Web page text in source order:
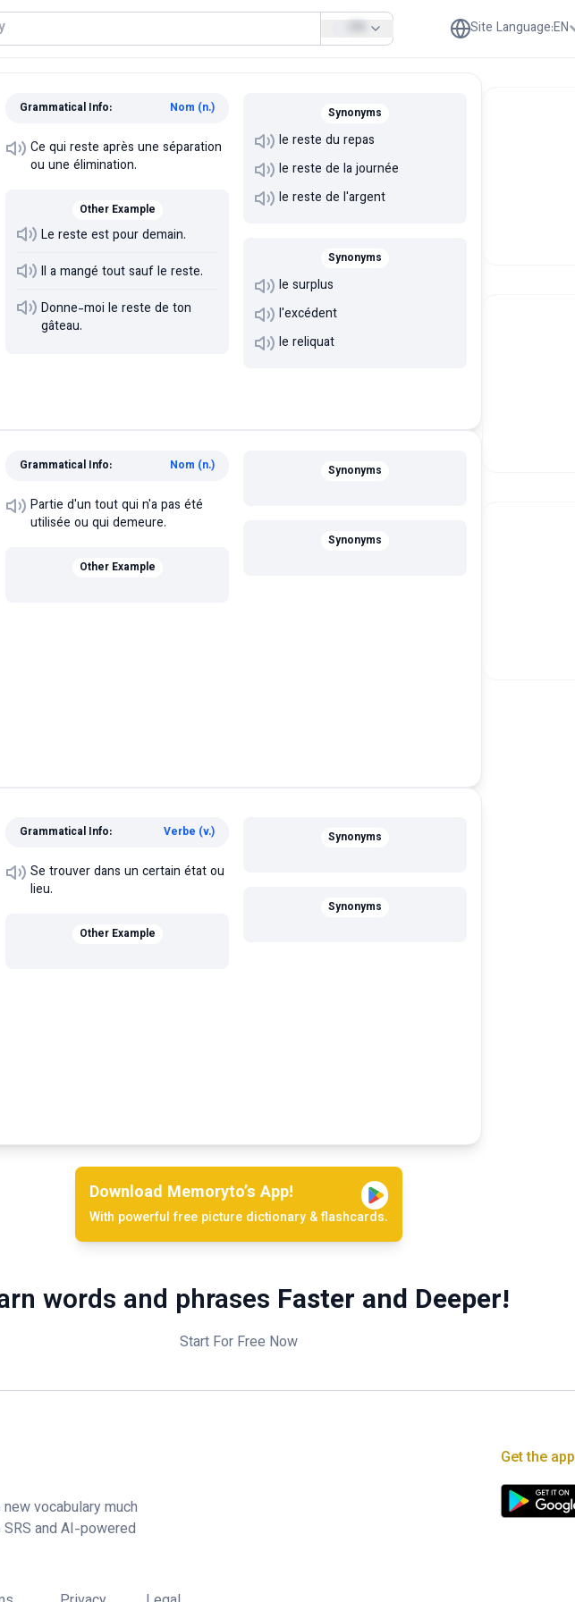
Site Language:EN
Grammatical Info: Nom (n.)
Ce qui reste après une séparation
ou une élimination.
Other Example
Le reste est pour demain.
Il a mangé tout sauf le reste.
Donne-moi le reste de ton
gâteau.
Synonyms
le reste du repas
le reste de la journée
le reste de l'argent
Synonyms
le surplus
l'excédent
le reliquat
Grammatical Info: Nom (n.)
Partie d'un tout qui n'a pas été
utilisée ou qui demeure.
Other Example
Synonyms
Synonyms
Grammatical Info: Verbe (v.)
Se trouver dans un certain état ou
lieu.
Other Example
Synonyms
Synonyms
Download Memoryto’s App!
With powerful free picture dictionary & flashcards.
words and phrases Faster and Deeper!
Start For Free Now
vocabulary much
and AI-powered
Get the app